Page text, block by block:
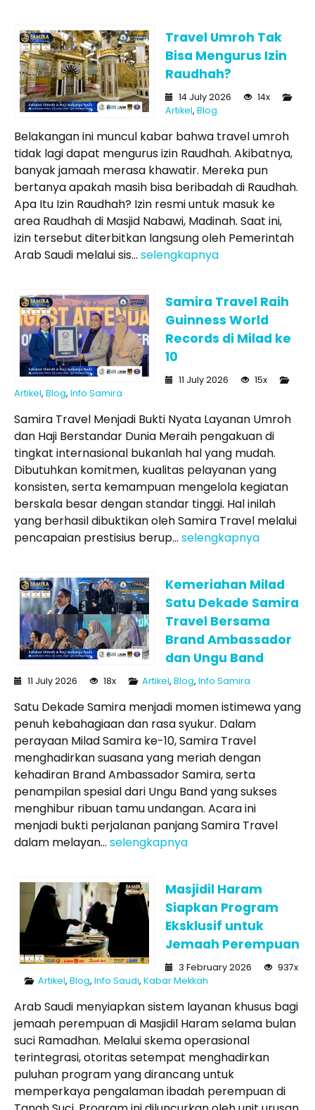
Travel Umroh Tak
Bisa Mengurus Izin
Raudhah?
14 July 2026
14x
Artikel, Blog
Belakangan ini muncul kabar bahwa travel umroh
tidak lagi dapat mengurus izin Raudhah. Akibatnya,
banyak jamaah merasa khawatir. Mereka pun
bertanya apakah masih bisa beribadah di Raudhah.
Apa Itu Izin Raudhah? Izin resmi untuk masuk ke
area Raudhah di Masjid Nabawi, Madinah. Saat ini,
izin tersebut diterbitkan langsung oleh Pemerintah
Arab Saudi melalui sis... selengkapnya
Samira Travel Raih
Guinness World
Records di Milad ke
10
11 July 2026
15x
Artikel, Blog, Info Samira
Samira Travel Menjadi Bukti Nyata Layanan Umroh
dan Haji Berstandar Dunia Meraih pengakuan di
tingkat internasional bukanlah hal yang mudah.
Dibutuhkan komitmen, kualitas pelayanan yang
konsisten, serta kemampuan mengelola kegiatan
berskala besar dengan standar tinggi. Hal inilah
yang berhasil dibuktikan oleh Samira Travel melalui
pencapaian prestisius berup... selengkapnya
Kemeriahan Milad
Satu Dekade Samira
Travel Bersama
Brand Ambassador
dan Ungu Band
11 July 2026 18x Artikel, Blog, Info Samira
Satu Dekade Samira menjadi momen istimewa yang
penuh kebahagiaan dan rasa syukur. Dalam
perayaan Milad Samira ke-10, Samira Travel
menghadirkan suasana yang meriah dengan
kehadiran Brand Ambassador Samira, serta
penampilan spesial dari Ungu Band yang sukses
menghibur ribuan tamu undangan. Acara ini
menjadi bukti perjalanan panjang Samira Travel
dalam melayan... selengkapnya
Masjidil Haram
Siapkan Program
Eksklusif untuk
Jemaah Perempuan
3 February 2026
937x
Artikel, Blog, Info Saudi, Kabar Mekkah
Arab Saudi menyiapkan sistem layanan khusus bagi
jemaah perempuan di Masjidil Haram selama bulan
suci Ramadhan. Melalui skema operasional
terintegrasi, otoritas setempat menghadirkan
puluhan program yang dirancang untuk
memperkaya pengalaman ibadah perempuan di